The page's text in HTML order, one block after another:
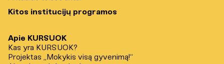
Kitos institucijų programos
Apie KURSUOK
Kas yra KURSUOK?
Projektas „Mokykis visą gyvenimą!“